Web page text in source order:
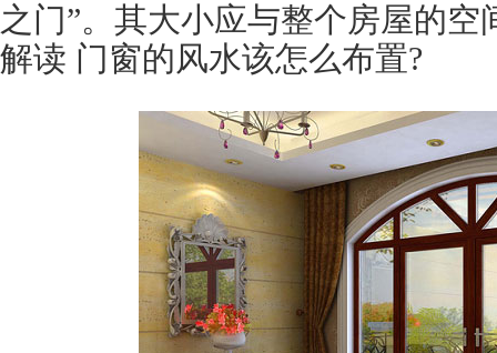
之门”。其大小应与整个房屋的
解读 门窗的风水该怎么布置?